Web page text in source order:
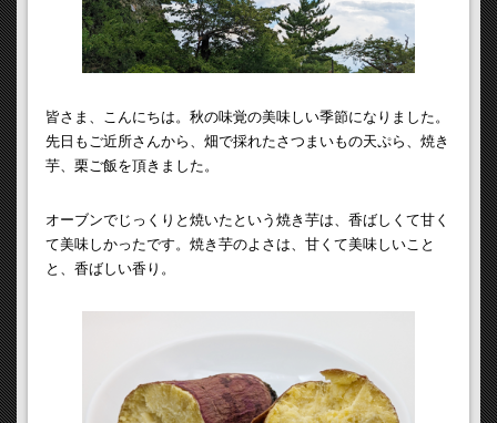
皆さま、こんにちは。秋の味覚の美味しい季節になりました。
先日もご近所さんから、畑で採れたさつまいもの天ぷら、焼き
芋、栗ご飯を頂きました。
オーブンでじっくりと焼いたという焼き芋は、香ばしくて甘く
て美味しかったです。焼き芋のよさは、甘くて美味しいこと
と、香ばしい香り。